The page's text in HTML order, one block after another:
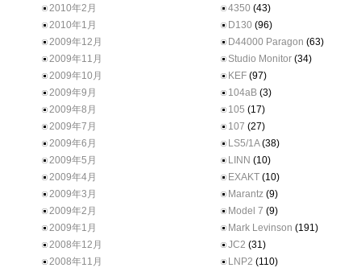
2010年2月
2010年1月
2009年12月
2009年11月
2009年10月
2009年9月
2009年8月
2009年7月
2009年6月
2009年5月
2009年4月
2009年3月
2009年2月
2009年1月
2008年12月
2008年11月
4350 (43)
D130 (96)
D44000 Paragon (63)
Studio Monitor (34)
KEF (97)
104aB (3)
105 (17)
107 (27)
LS5/1A(38)
LINN (10)
EXAKT (10)
Marantz (9)
Model 7 (9)
Mark Levinson (191)
JC2 (31)
LNP2 (110)